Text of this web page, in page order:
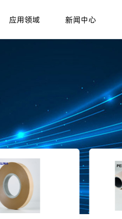
应用领域 新闻中心